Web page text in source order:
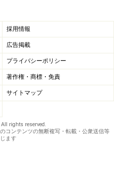
ブルー・ピンク
5歳（体重27kgまで）
ライダー スポーツモデル
証 キックバイク キッズバ
車 誕生日 プレゼント ギ
歳 2歳 3歳 かわいい バラ
採用情報
広告掲載
プライバシーポリシー
著作権・商標・免責
サイトマップ
rights reserved.
コンテンツの無断複写・転載・公衆送信等
ます